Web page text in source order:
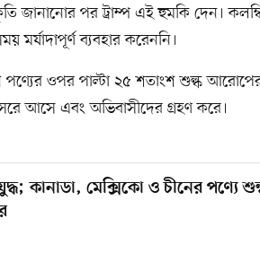
জানানোর পর ট্রাম্প এই হুমকি দেন।
মর্যাদাপূর্ণ ব্যবহার করেননি।
পণ্যের ওপর পাল্টা ২৫ শতাংশ শুল্ক
আসে এবং অভিবাসীদের গ্রহণ করে।
কানাডা, মেক্সিকো ও চীনের পণ্যে